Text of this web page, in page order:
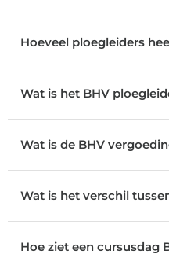
Hoeveel ploegleiders
Wat is het BHV
Wat is de BHV
Wat is het verschil
Hoe ziet een cursusdag